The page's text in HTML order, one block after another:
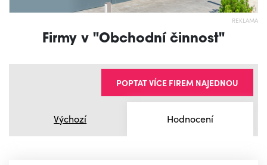
REKLAMA
Firmy v "Obchodní činnost"
Výchozí Hodnocení
POPTAT VÍCE FIREM NAJEDNOU